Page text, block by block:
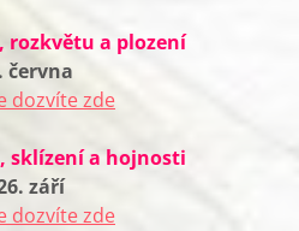
rozkvětu a plození
června
dozvíte zde
sklízení a hojnosti
září
dozvíte zde